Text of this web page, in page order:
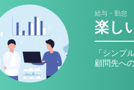
給与・勤怠
楽し
「シンプ
顧問先へ